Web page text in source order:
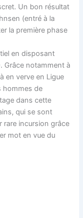
Un bon résultat
(entré à la
la première phase
en disposant
Grâce notamment à
en verve en Ligue
hommes de
dans cette
qui se sont
rare incursion grâce
mot en vue du